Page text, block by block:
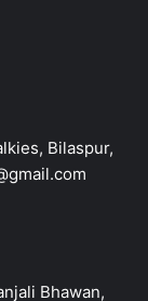
Bilaspur,
Bhawan,